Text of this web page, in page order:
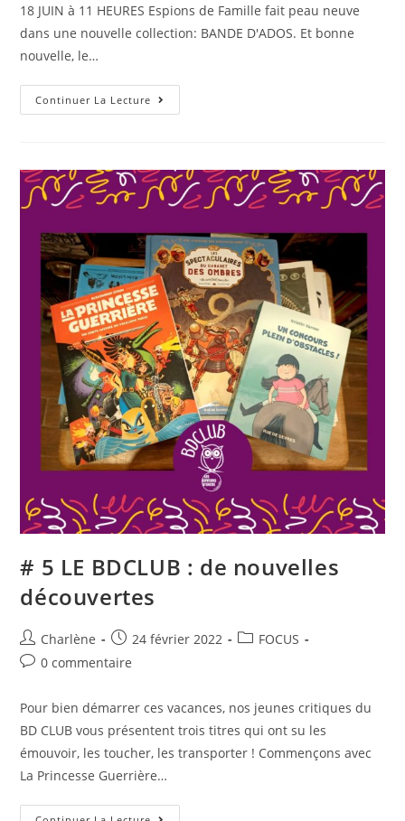
18 JUIN à 11 HEURES Espions de Famille fait peau neuve
dans une nouvelle collection: BANDE D'ADOS. Et bonne
nouvelle, le…
Continuer La Lecture
# 5 LE BDCLUB : de nouvelles
découvertes
Charlène 24 février 2022
FOCUS
0 commentaire
Pour bien démarrer ces vacances, nos jeunes critiques du
BD CLUB vous présentent trois titres qui ont su les
émouvoir, les toucher, les transporter ! Commençons avec
La Princesse Guerrière…